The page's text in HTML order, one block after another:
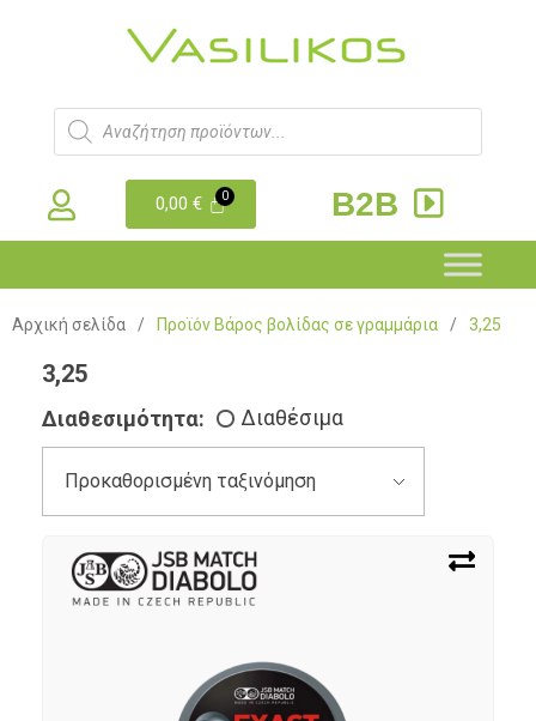
0,00€ B2B
Αρχική σελίδα / Προϊόν Βάρος βολίδας σε γραμμάρια / 3,25
3,25
Διαθεσιμότητα: Διαθέσιμα